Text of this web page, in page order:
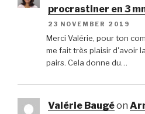
procrastiner en 3
23 NOVEMBER 2019
Merci Valérie, pour ton
me fait très plaisir d'avoir
pairs. Cela donne du…
Valérie Baugéon